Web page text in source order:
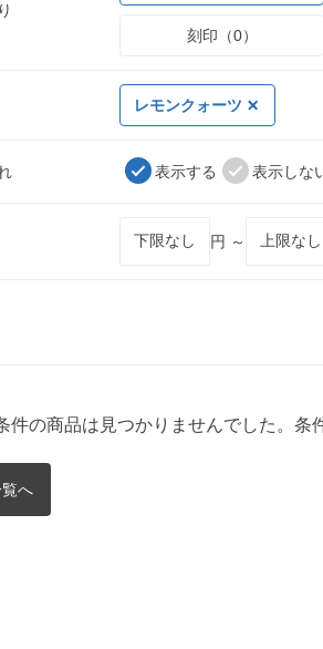
刻印（0）
レモンクォーツ
表示する 表示しな
円 ～
件の商品は見つかりませんでした。条
へ